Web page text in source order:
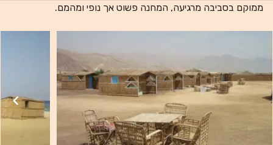
ממוקם בסביבה מרגיעה, המחנה פשוט אך נופי ומהמם.